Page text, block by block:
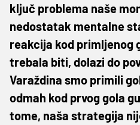
ključ problema naše
nedostatak mentalne
reakcija kod primljenog
trebala biti, dolazi do
Varaždina smo primili
odmah kod prvog gola
tome, naša strategija